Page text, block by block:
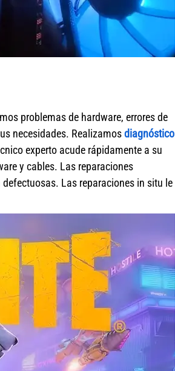
problemas de hardware, errores de
necesidades. Realizamosdiagnóstico
experto acude rápidamente a su
y cables. Las reparaciones
Las reparaciones in situ le